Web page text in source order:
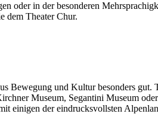
oder in der besonderen
dem Theater Chur.
Bewegung und Kultur besonders
Museum, Segantini Museum
einigen der eindrucksvollsten